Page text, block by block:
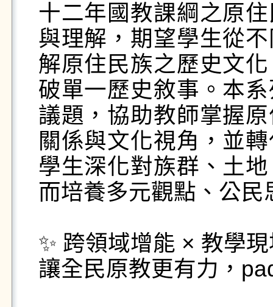
十二年國教課綱之原
與理解，期望學生從
解原住民族之歷史文
破單一歷史敘事。本
議題，協助教師掌握
關係與文化視角，並
學生深化對族群、土
而培養多元觀點、公
✨ 跨領域增能 × 教學
讓全民原教更有力，